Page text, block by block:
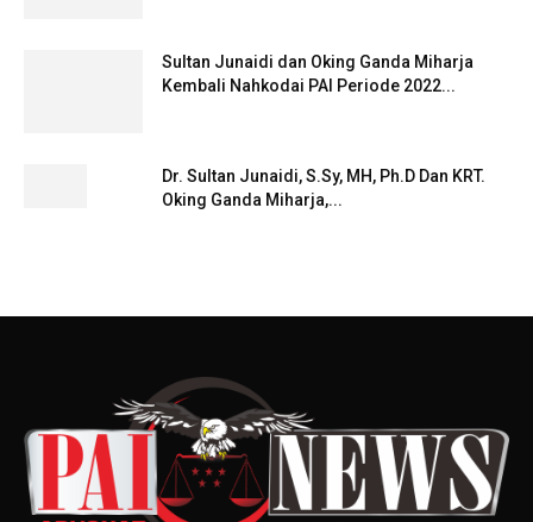
Sultan Junaidi dan Oking Ganda Miharja
Kembali Nahkodai PAI Periode 2022...
Dr. Sultan Junaidi, S.Sy, MH, Ph.D Dan KRT.
Oking Ganda Miharja,...